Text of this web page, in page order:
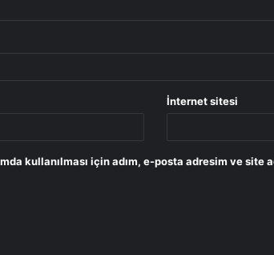
İnternet sitesi
kullanılması için adım, e-posta adresim ve site